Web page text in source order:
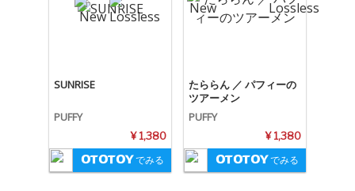
SUNRISE
PUFFY
¥ 1,380
でみる
たららん ／ パフィーの
ツアーメン
PUFFY
¥ 1,380
でみる